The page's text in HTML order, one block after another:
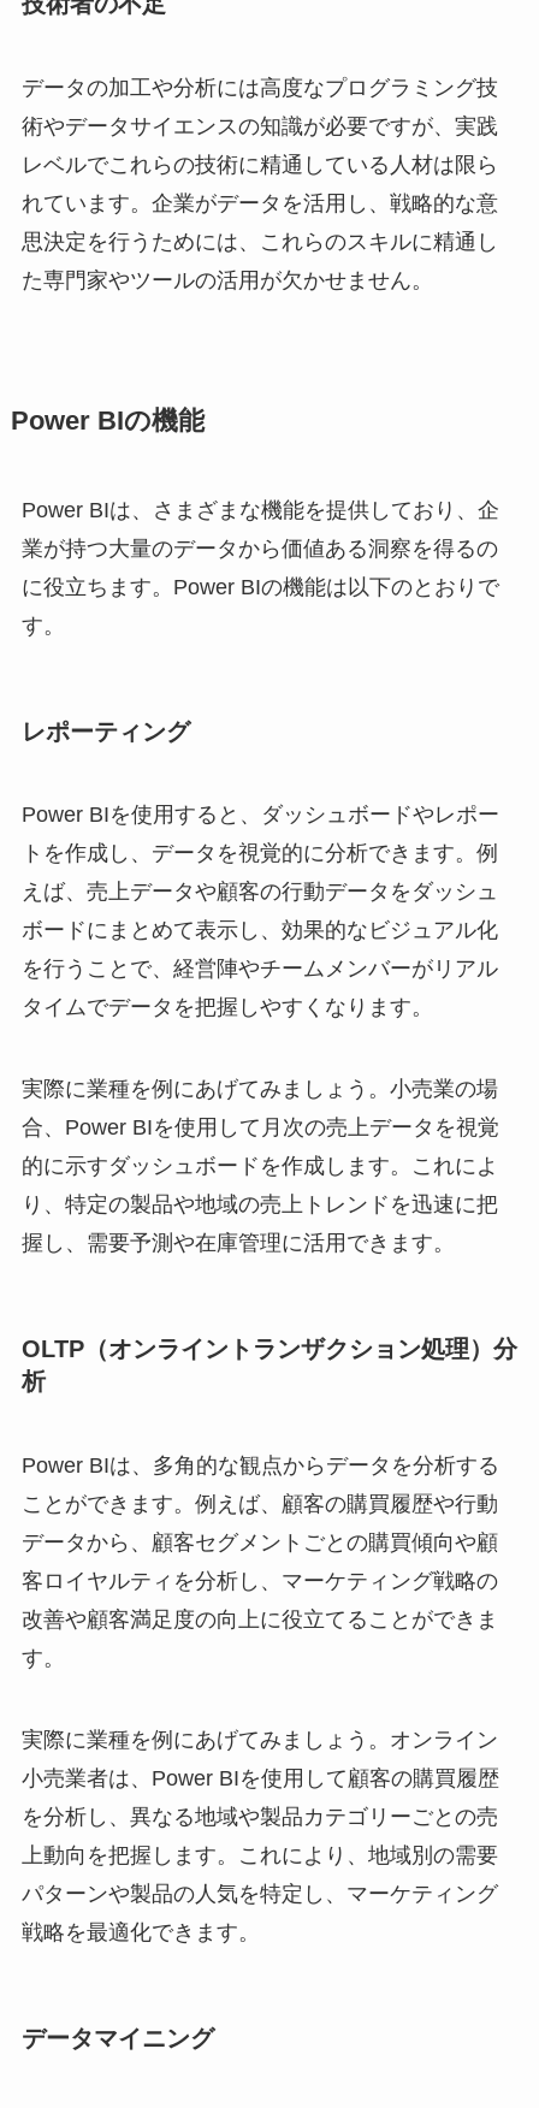
データの加工や分析には高度なプログラミング技
術やデータサイエンスの知識が必要ですが、実践
レベルでこれらの技術に精通している人材は限ら
れています。企業がデータを活用し、戦略的な意
思決定を行うためには、これらのスキルに精通し
た専門家やツールの活用が欠かせません。
Power BIの機能
Power BIは、さまざまな機能を提供しており、企
業が持つ大量のデータから価値ある洞察を得るの
に役立ちます。Power BIの機能は以下のとおりで
す。
レポーティング
Power BIを使用すると、ダッシュボードやレポー
トを作成し、データを視覚的に分析できます。例
えば、売上データや顧客の行動データをダッシュ
ボードにまとめて表示し、効果的なビジュアル化
を行うことで、経営陣やチームメンバーがリアル
タイムでデータを把握しやすくなります。
実際に業種を例にあげてみましょう。小売業の場
合、Power BIを使用して月次の売上データを視覚
的に示すダッシュボードを作成します。これによ
り、特定の製品や地域の売上トレンドを迅速に把
握し、需要予測や在庫管理に活用できます。
OLTP（オンライントランザクション処理）分
析
Power BIは、多角的な観点からデータを分析する
ことができます。例えば、顧客の購買履歴や行動
データから、顧客セグメントごとの購買傾向や顧
客ロイヤルティを分析し、マーケティング戦略の
改善や顧客満足度の向上に役立てることができま
す。
実際に業種を例にあげてみましょう。オンライン
小売業者は、Power BIを使用して顧客の購買履歴
を分析し、異なる地域や製品カテゴリーごとの売
上動向を把握します。これにより、地域別の需要
パターンや製品の人気を特定し、マーケティング
戦略を最適化できます。
データマイニング